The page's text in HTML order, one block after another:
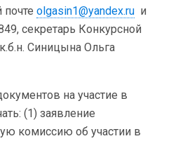
olgasin1@yandex.ru и
секретарь Конкурсной
Синицына Ольга
на участие в
(1) заявление
комиссию об участии в